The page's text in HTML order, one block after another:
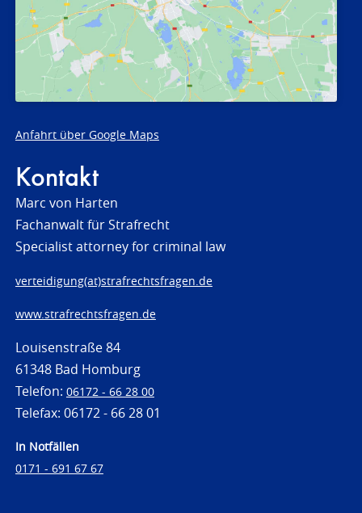
Anfahrt über Google Maps
Kontakt
Marc von Harten
Fachanwalt für Strafrecht
Specialist attorney for criminal law
verteidigung(at)strafrechtsfragen.de
www.strafrechtsfragen.de
Louisenstraße 84
61348 Bad Homburg
Telefon: 06172 - 66 28 00
Telefax: 06172 - 66 28 01
In Notfällen
0171 - 691 67 67